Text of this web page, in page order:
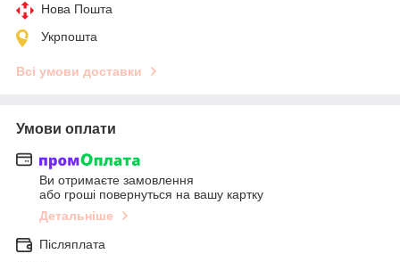
Нова Пошта
Укрпошта
Всі умови доставки
Умови оплати
Ви отримаєте замовлення
або гроші повернуться на вашу картку
Детальніше
Післяплата